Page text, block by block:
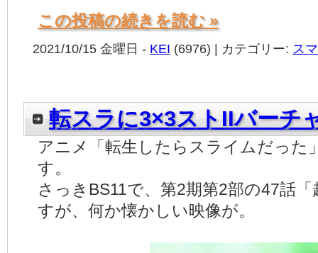
この投稿の続きを読む »
2021/10/15 金曜日 - KEI (6976) | カテゴリー: ス
転スラに3×3ストIIバーチ
アニメ「転生したらスライムだった
す。
さっきBS11で、第2期第2部の47話
すが、何か懐かしい映像が。